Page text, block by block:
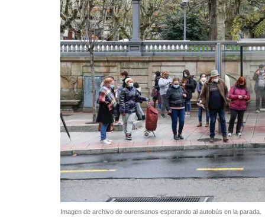
Imagen de archivo de ourensanos esperando al autobús en la parada.